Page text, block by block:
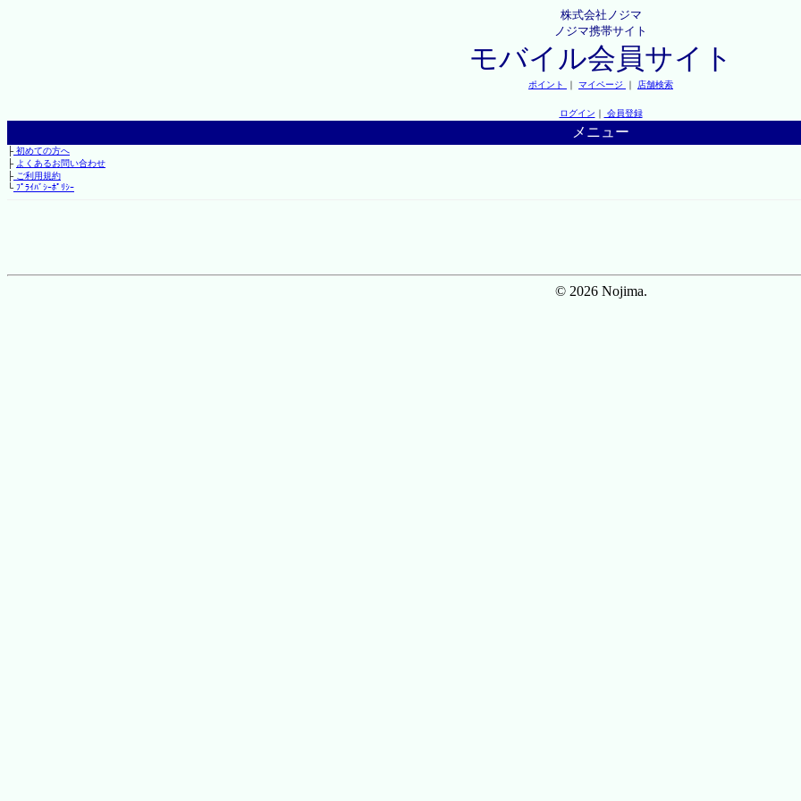
株式会社ノジマ
ノジマ携帯サイト
モバイル会員サイト
ポイント ｜ マイページ ｜ 店舗検索
ログイン ｜ 会員登録
メニュー
├初めての方へ
├ よくあるお問い合わせ
├ご利用規約
└ﾌﾟﾗｲﾊﾞｼｰﾎﾟﾘｼｰ
© 2026 Nojima.